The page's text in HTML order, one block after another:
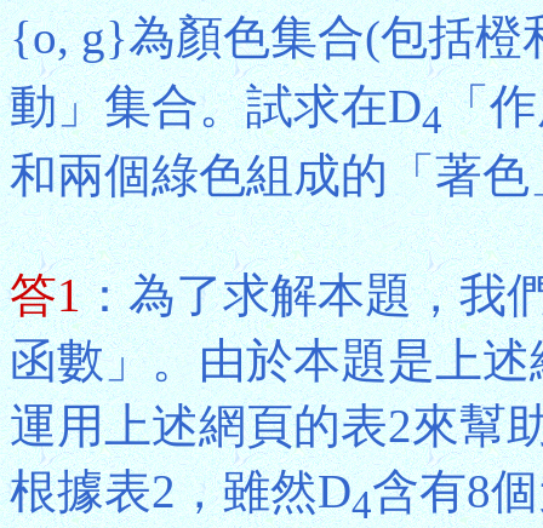
{o, g}為顏色集合(包括橙
動」集合。試求在D4「
和兩個綠色組成的「著
答1：為了求解本題，我
函數」。由於本題是上
運用上述網頁的表2來幫
根據表2，雖然D4含有8